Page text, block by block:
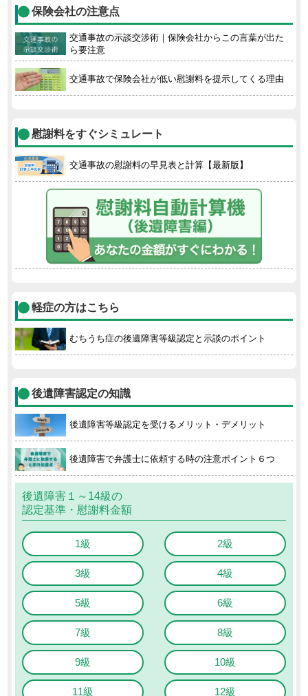
保険会社の注意点
交通事故の示談交渉術｜保険会社からこの言葉が出た
ら要注意
交通事故で保険会社が低い慰謝料を提示してくる理由
慰謝料をすぐシミュレート
交通事故の慰謝料の早見表と計算【最新版】
軽症の方はこちら
むちうち症の後遺障害等級認定と示談のポイント
後遺障害認定の知識
後遺障害等級認定を受けるメリット・デメリット
後遺障害で弁護士に依頼する時の注意ポイント６つ
後遺障害１～14級の
認定基準・慰謝料金額
1級 2級
3級 4級
5級 6級
7級 8級
9級 10級
11級 12級